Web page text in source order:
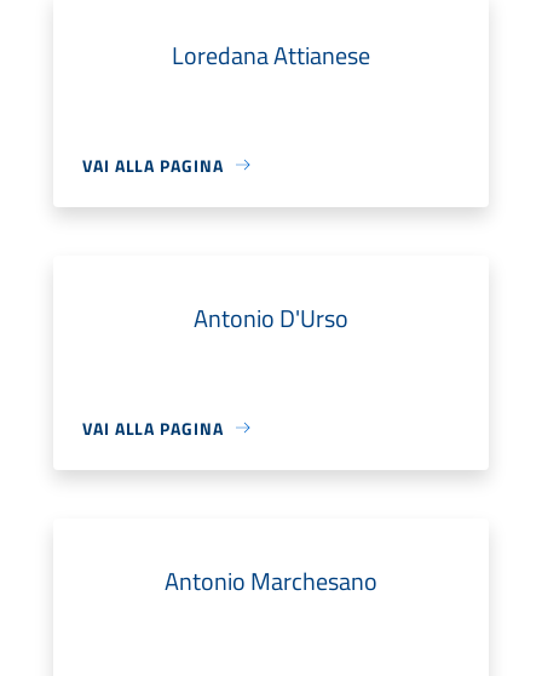
Loredana Attianese
VAI ALLA PAGINA
Antonio D'Urso
VAI ALLA PAGINA
Antonio Marchesano